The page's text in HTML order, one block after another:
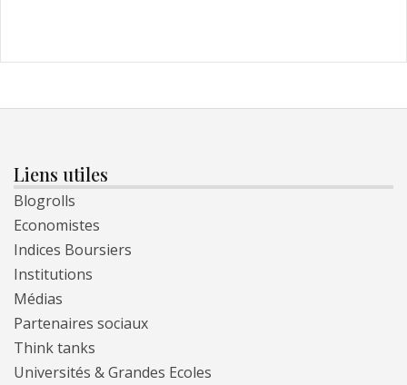
Liens utiles
Blogrolls
Economistes
Indices Boursiers
Institutions
Médias
Partenaires sociaux
Think tanks
Universités & Grandes Ecoles